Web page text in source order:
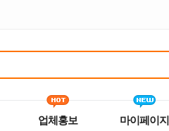
업체홍보 마이페이지